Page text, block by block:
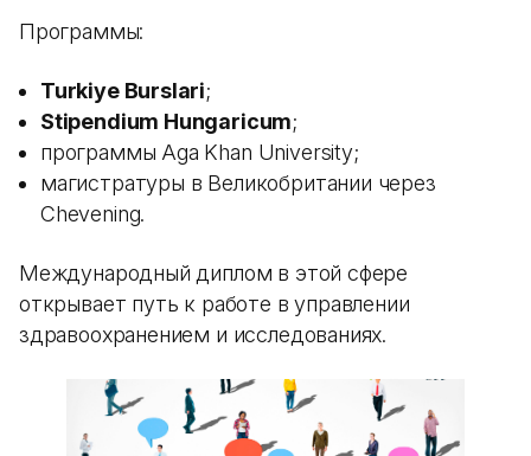
Программы:
Turkiye Burslari;
Stipendium Hungaricum;
программы Aga Khan University;
магистратуры в Великобритании через
Chevening.
Международный диплом в этой сфере
открывает путь к работе в управлении
здравоохранением и исследованиях.